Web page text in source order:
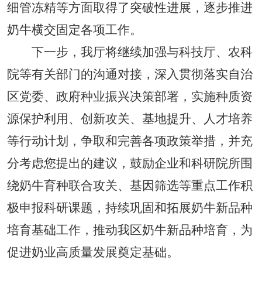
细管冻精等方面取得了突破性进展，逐步推进
奶牛横交固定各项工作。
下一步，我厅将继续加强与科技厅、农科
院等有关部门的沟通对接，深入贯彻落实自治
区党委、政府种业振兴决策部署，实施种质资
源保护利用、创新攻关、基地提升、人才培养
等行动计划，争取和完善各项政策举措，并充
分考虑您提出的建议，鼓励企业和科研院所围
绕奶牛育种联合攻关、基因筛选等重点工作积
极申报科研课题，持续巩固和拓展奶牛新品种
培育基础工作，推动我区奶牛新品种培育，为
促进奶业高质量发展奠定基础。